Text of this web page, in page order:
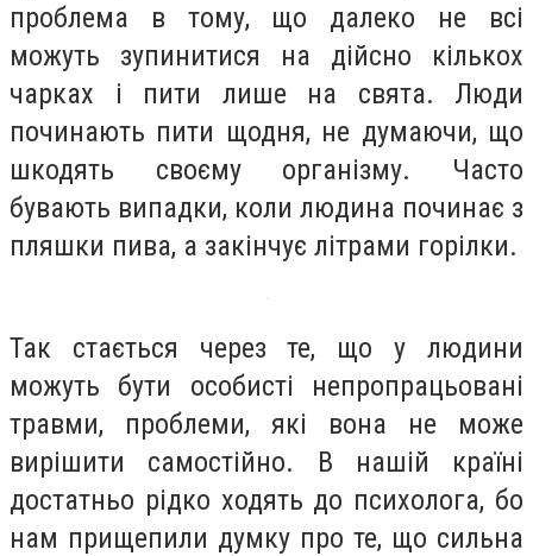
проблема в тому, що далеко не всі
можуть зупинитися на дійсно кількох
чарках і пити лише на свята. Люди
починають пити щодня, не думаючи, що
шкодять своєму організму. Часто
бувають випадки, коли людина починає з
пляшки пива, а закінчує літрами горілки.
Так стається через те, що у людини
можуть бути особисті непропрацьовані
травми, проблеми, які вона не може
вирішити самостійно. В нашій країні
достатньо рідко ходять до психолога, бо
нам прищепили думку про те, що сильна